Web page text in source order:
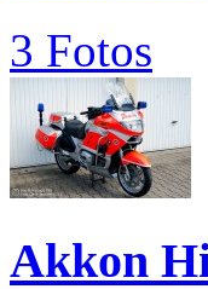
3 Fotos
Akkon